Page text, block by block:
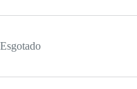
Esgotado